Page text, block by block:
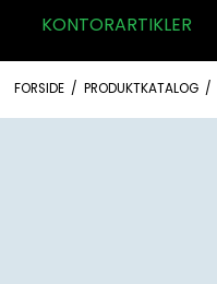
KONTORARTIKLER
FORSIDE / PRODUKTKATALOG /